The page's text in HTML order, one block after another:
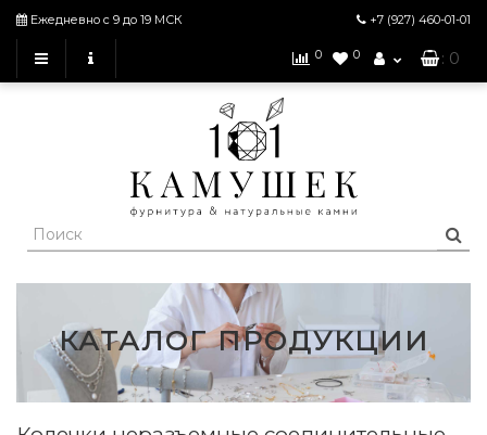
Ежедневно с 9 до 19 МСК +7 (927) 460-01-01
0 0 : 0
КАТАЛОГ ПРОДУКЦИИ